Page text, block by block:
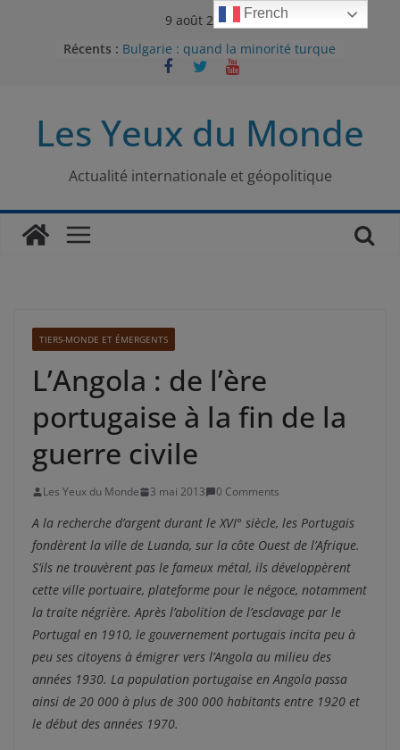
9 août 2026
Récents : Bulgarie : quand la minorité turque
était contrainte à l’effacement
mémoriel et lutte pour
l’indépendance
guerre entre le Pakistan et
Majorités numériques et réseaux
Les Yeux du Monde
Actualité internationale et géopolitique
TIERS-MONDE ET ÉMERGENTS
L’Angola : de l’ère
portugaise à la fin de la
guerre civile
Les Yeux du Monde 3 mai 2013 0 Comments
A la recherche d’argent durant le XVI° siècle, les Portugais
fondèrent la ville de Luanda, sur la côte Ouest de l’Afrique.
S’ils ne trouvèrent pas le fameux métal, ils développèrent
cette ville portuaire, plateforme pour le négoce, notamment
la traite négrière. Après l’abolition de l’esclavage par le
Portugal en 1910, le gouvernement portugais incita peu à
peu ses citoyens à émigrer vers l’Angola au milieu des
années 1930. La population portugaise en Angola passa
ainsi de 20 000 à plus de 300 000 habitants entre 1920 et
le début des années 1970.
French